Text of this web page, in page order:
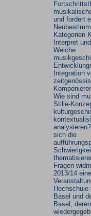
und fordert
Kategorien
Interpret
Welche
Integration
Wie sind
Stille-
sich die
Fragen
2013/14 eine
Basel und
Basel,